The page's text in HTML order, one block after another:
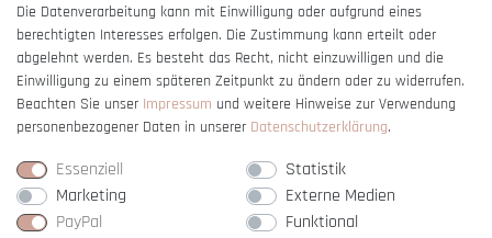
Vertrag widerrufen
Die Datenverarbeitung kann mit Einwilligung oder aufgrund eines
berechtigten Interesses erfolgen. Die Zustimmung kann erteilt oder
abgelehnt werden. Es besteht das Recht, nicht einzuwilligen und die
Einwilligung zu einem späteren Zeitpunkt zu ändern oder zu widerrufen.
Beachten Sie unser Impressum und weitere Hinweise zur Verwendung
personenbezogener Daten in unserer Daten­schutz­erklärung.
Essenziell
Statistik
Marketing
Externe Medien
PayPal
Funktional